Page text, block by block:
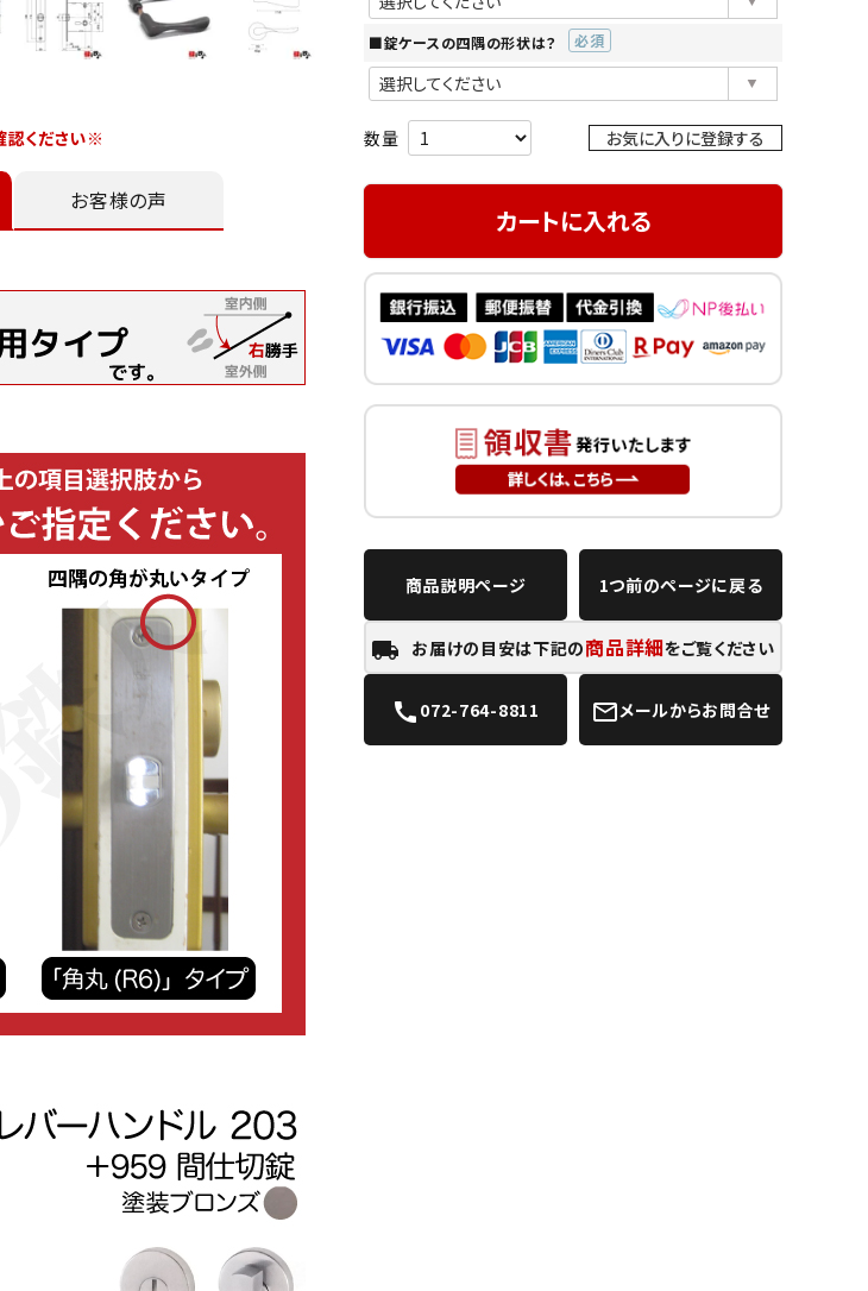
ください※
お客様の声
須)
■錠ケースの四隅の形状は？
(必
お気に入りに登録する
カートに入れる
商品説明ページ 1つ前のページに戻る
local_shipping お届けの目安は下記の商品詳細をご覧ください
call 072-764-8811 mail_outlineメールからお問合せ